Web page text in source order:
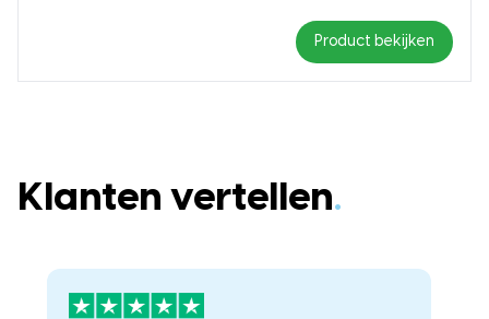
Product bekijken
Klanten vertellen.